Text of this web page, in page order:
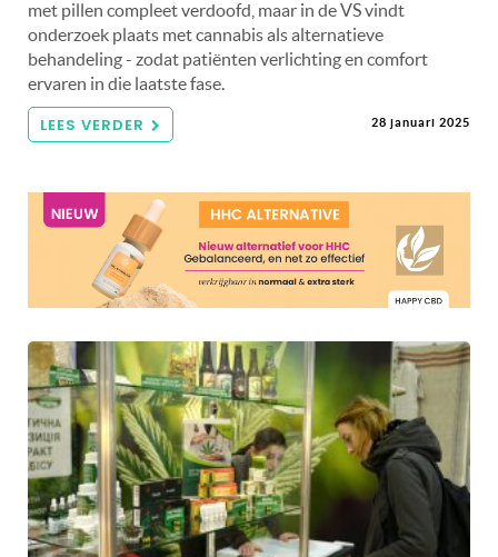
met pillen compleet verdoofd, maar in de VS vindt
onderzoek plaats met cannabis als alternatieve
behandeling - zodat patiënten verlichting en comfort
ervaren in die laatste fase.
LEES VERDER 28 januari 2025